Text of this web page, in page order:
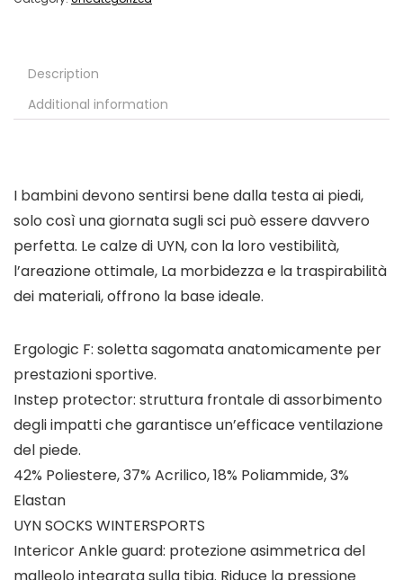
Description
Additional information
I bambini devono sentirsi bene dalla testa ai piedi,
solo così una giornata sugli sci può essere davvero
perfetta. Le calze di UYN, con la loro vestibilità,
l’areazione ottimale, La morbidezza e la traspirabilità
dei materiali, offrono la base ideale.
Ergologic F: soletta sagomata anatomicamente per
prestazioni sportive.
Instep protector: struttura frontale di assorbimento
degli impatti che garantisce un’efficace ventilazione
del piede.
42% Poliestere, 37% Acrilico, 18% Poliammide, 3%
Elastan
UYN SOCKS WINTERSPORTS
Intericor Ankle guard: protezione asimmetrica del